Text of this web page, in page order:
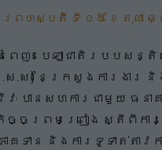
ព្រហស្បតិ៍ ទី ០៥ ខែ តុលា ឆ្
ពេញ៖ បេឡាជាតិរបបសន្
.ស) នៃក្រសួងការងារ និ
បានសហការជាមួយ ធនាគា
កិច្ចព្រមព្រៀង ស្តីពីកា
គទាន និងការទូទាត់តាវ